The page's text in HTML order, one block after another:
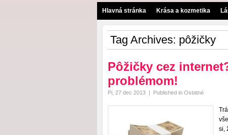
Hlavná stránka Krása a kozmetika
Tag Archives: pôžičky
Pôžičky cez
problémom!
Pi, 27 dec 2013 | Published in Ostatné
si,